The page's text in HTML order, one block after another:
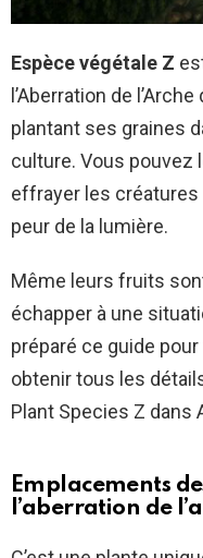
Espèce végétale Z
l’Aberration de
plantant ses graines
culture. Vous pouvez
effrayer les
peur de la lumière.
Même leurs fruits
échapper à une
préparé ce guide
obtenir tous les
Plant Species Z dans
Emplacements
l’aberration de